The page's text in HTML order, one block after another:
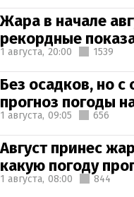
Жара в начале
рекордные
1 августа, 20:00 1539
Без осадков, но
прогноз погоды
1 августа, 09:05 656
Август принес
какую погоду
1 августа, 08:00 844